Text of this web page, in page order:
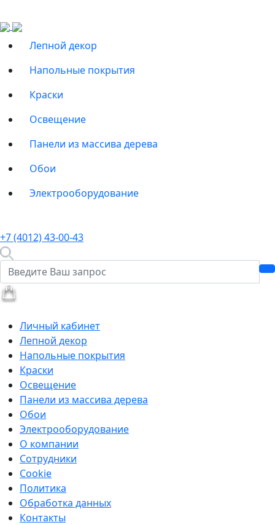
Лепной декор
Напольные покрытия
Краски
Освещение
Панели из массива дерева
Обои
Электрооборудование
+7 (4012) 43-00-43
Личный кабинет
Лепной декор
Напольные покрытия
Краски
Освещение
Панели из массива дерева
Обои
Электрооборудование
О компании
Сотрудники
Cookie
Политика
Обработка данных
Контакты